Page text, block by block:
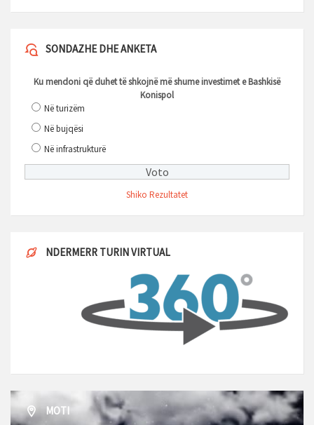
SONDAZHE DHE ANKETA
Ku mendoni që duhet të shkojnë më shume investimet e Bashkisë
Konispol
Në turizëm
Në bujqësi
Në infrastrukturë
Shiko Rezultatet
NDERMERR TURIN VIRTUAL
MOTI